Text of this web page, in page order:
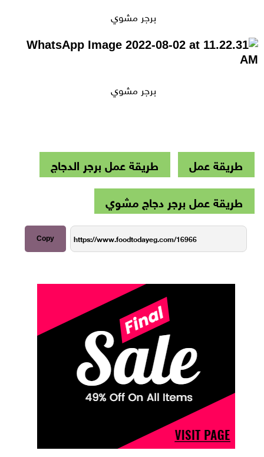
برجر مشوي
برجر مشوي
طريقة عمل
طريقة عمل برجر الدجاج
طريقة عمل برجر دجاج مشوي
Copy